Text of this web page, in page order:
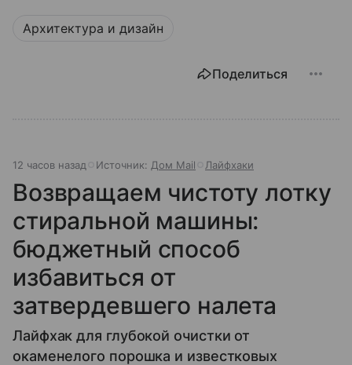
Архитектура и дизайн
Поделиться
12 часов назад Источник: Дом Mail Лайфхаки
Возвращаем чистоту лотку
стиральной машины:
бюджетный способ
избавиться от
затвердевшего налета
Лайфхак для глубокой очистки от
окаменелого порошка и известковых